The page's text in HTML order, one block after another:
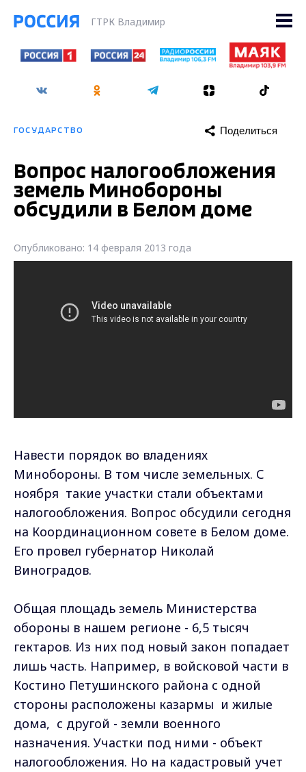
ГТРК Владимир
ГОСУДАРСТВО Поделиться
Вопрос налогообложения
земель Минобороны
обсудили в Белом доме
Опубликовано: 14 февраля 2013 года
Навести порядок во владениях
Минобороны. В том числе земельных. С
ноября такие участки стали объектами
налогообложения. Вопрос обсудили сегодня
на Координационном совете в Белом доме.
Его провел губернатор Николай
Виноградов.
Общая площадь земель Министерства
обороны в нашем регионе - 6,5 тысяч
гектаров. Из них под новый закон попадает
лишь часть. Например, в войсковой части в
Костино Петушинского района с одной
стороны расположены казармы и жилые
дома, с другой - земли военного
назначения. Участки под ними - объект
налогообложения. Но на кадастровый учет